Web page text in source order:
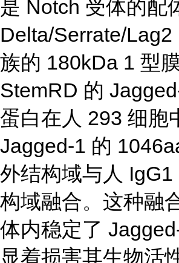
是 Notch 受体的配
Delta/Serrate/Lag2
族的 180kDa 1 型
StemRD 的
蛋白在人 293 细胞
Jagged-1 的
外结构域与人 IgG1
构域融合。这种融
体内稳定了
显着损害其生物活